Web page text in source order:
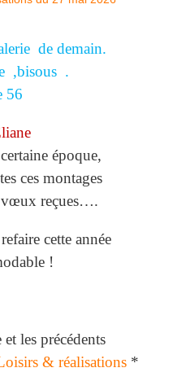
de demain.
,bisous .
56
époque,
ces montages
vœux reçues….
cette année
!
les précédents
& réalisations *